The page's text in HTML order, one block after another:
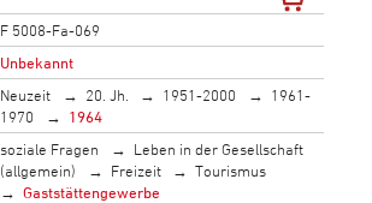
F 5008-Fa-069
Unbekannt
Neuzeit 20. Jh. 1951-2000
1961-
1970
1964
soziale Fragen
Leben in der Gesellschaft
(allgemein)
Freizeit
Tourismus
Gaststättengewerbe